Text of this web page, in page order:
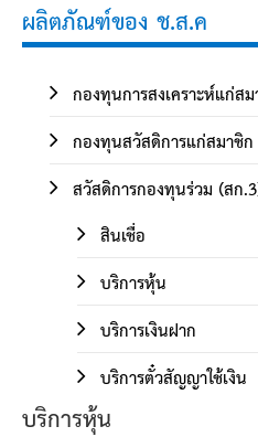
ผลิตภัณฑ์ของ ช.ส.ค
กองทุนการสงเคราะห์แก่ส
กองทุนสวัสดิการแก่สมาชิ
สวัสดิการกองทุนร่วม (สก
สินเชื่อ
บริการหุ้น
บริการเงินฝาก
บริการตั๋วสัญญาใช้เงิน
บริการหุ้น